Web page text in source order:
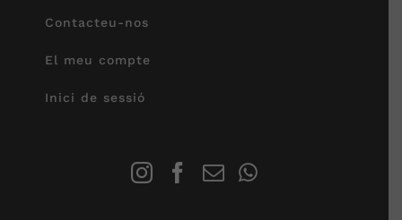
Contacteu-nos
El meu compte
Inici de sessió